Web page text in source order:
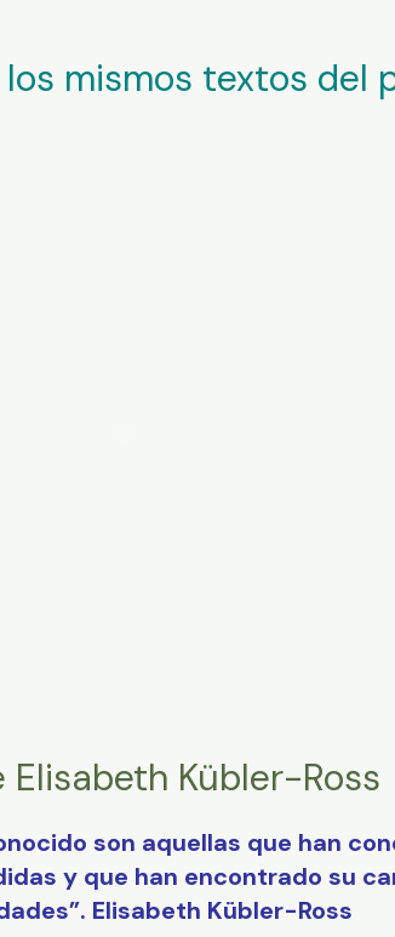
mismos textos del
Elisabeth Kübler-Ross
son aquellas que han
y que han encontrado su
Elisabeth Kübler-Ross